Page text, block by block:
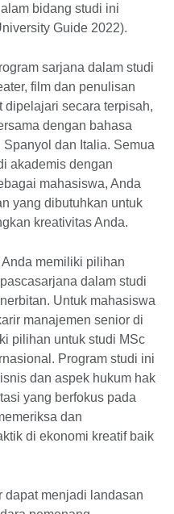
bidang studi ini
Guide 2022).
sarjana dalam studi
film dan penulisan
dipelajari secara terpisah,
dengan bahasa
dan Italia. Semua
akademis dengan
mahasiswa, Anda
yang dibutuhkan untuk
kreativitas Anda.
memiliki pilihan
dalam studi
Untuk mahasiswa
manajemen senior di
pilihan untuk studi MSc
Program studi ini
dan aspek hukum hak
yang berfokus pada
dan
di ekonomi kreatif baik
dapat menjadi landasan